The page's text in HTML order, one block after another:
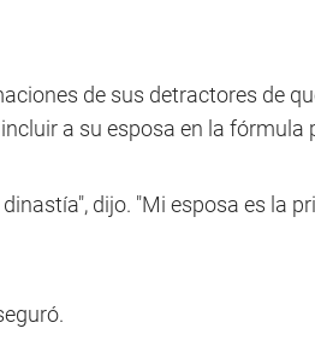
de sus detractores de
a su esposa en la fórmula
dijo. "Mi esposa es la